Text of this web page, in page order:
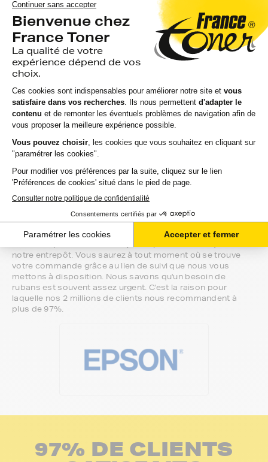
Gamme 1er Prix : compatibles avec votre imprimante
epson tm-h, ces produits sans marque sont ceux de
notre gamme discount.
Marque constructeur : si vous avez l'habitude d'aller
chercher vos rubans epson tm-h en magasin, gagnez du
temps en vous faisant livrer directement chez vous.
Si vous avez la moindre question sur la
compatibilité de votre produit avec votre
imprimante epson tm-h, nous sommes à
votre écoute.
Notre équipe de conseillers saura vous accompagner sur le
meilleur choix ou sur l'installation de vos rubans. Ils sont
disponibles soit par message au sein de votre espace client
ou directement par téléphone.
Une fois votre choix effectué, votre paiement est effectué
de manière complètement sécurisée. Plusieurs moyens de
paiements sont proposés selon vos besoins.
notre entrepôt. Vous saurez à tout moment où se trouve
votre commande grâce au lien de suivi que nous vous
mettons à disposition. Nous savons qu'un besoin de
rubans est souvent assez urgent. C'est la raison pour
laquelle nos 2 millions de clients nous recommandent à
plus de 97%.
97% DE CLIENTS